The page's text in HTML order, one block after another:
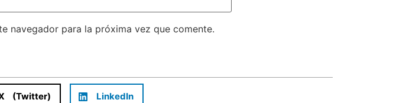
navegador para la próxima vez que comente.
(Twitter) LinkedIn